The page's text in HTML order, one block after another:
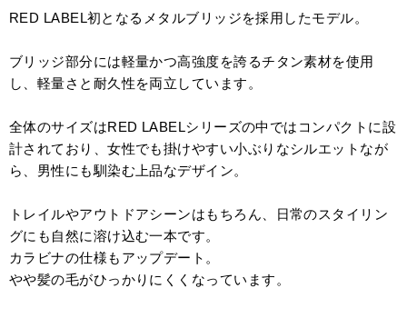
RED LABEL初となるメタルブリッジを採用したモデル。
ブリッジ部分には軽量かつ高強度を誇るチタン素材を使用
し、軽量さと耐久性を両立しています。
全体のサイズはRED LABELシリーズの中ではコンパクトに設
計されており、女性でも掛けやすい小ぶりなシルエットなが
ら、男性にも馴染む上品なデザイン。
トレイルやアウトドアシーンはもちろん、日常のスタイリン
グにも自然に溶け込む一本です。
カラビナの仕様もアップデート。
やや髪の毛がひっかりにくくなっています。